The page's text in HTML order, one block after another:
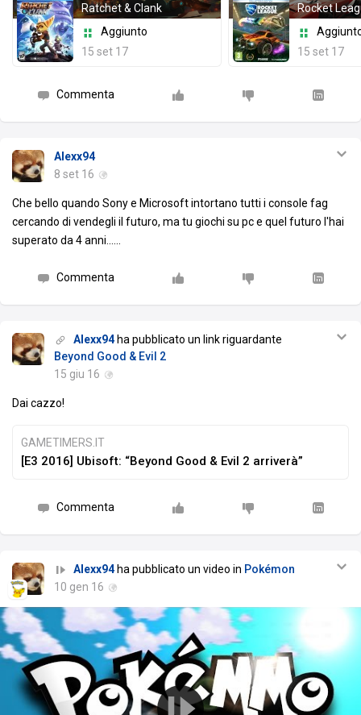
Ratchet & Clank
Aggiunto
15 set 17
Rocket
15 set 17
Commenta
Alexx94
8 set 16
Che bello quando Sony e Microsoft intortano tutti i console fag
cercando di vendegli il futuro, ma tu giochi su pc e quel futuro l'hai
superato da 4 anni......
Commenta
Alexx94ha pubblicato un link riguardante
Beyond Good & Evil 2
15 giu 16
Dai cazzo!
GAMETIMERS.IT
[E3 2016] Ubisoft: “Beyond Good & Evil 2 arriverà”
Commenta
Alexx94ha pubblicato un video in Pokémon
10 gen 16